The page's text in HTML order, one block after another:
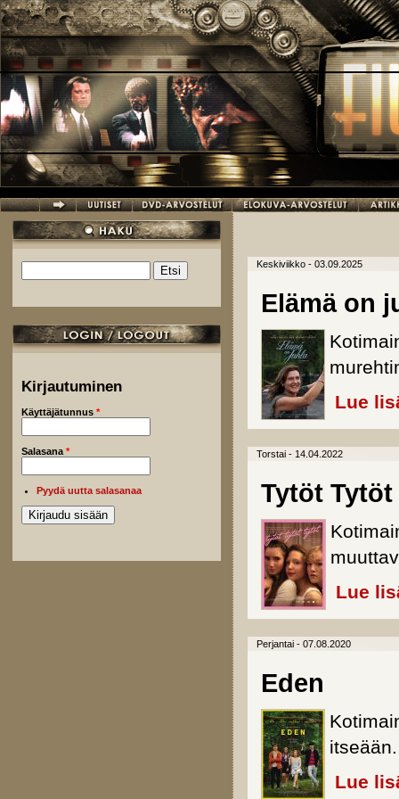
Hyppää pääsisältöön
Hakulomake
Kirjautuminen
Käyttäjätunnus *
Salasana *
Pyydä uutta salasanaa
Keskiviikko - 03.09.2025
Elämä on
Lue
Torstai - 14.04.2022
Tytöt
Lue
Perjantai - 07.08.2020
Eden
itseään.
Lue